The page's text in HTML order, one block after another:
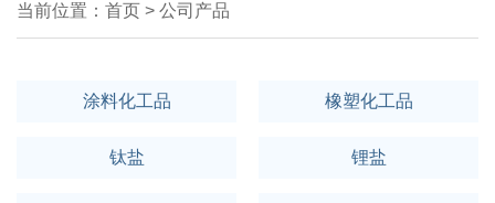
当前位置： 首页 > 公司产品
涂料化工品 橡塑化工品
钛盐 锂盐